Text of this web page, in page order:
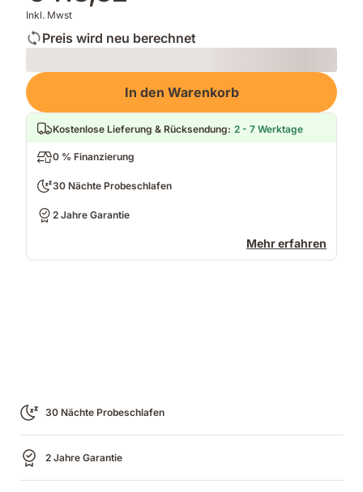
Inkl. Mwst
Preis wird neu berechnet
Loading
In den Warenkorb
Kostenlose Lieferung & Rücksendung: 2 - 7 Werktage
0 % Finanzierung
30 Nächte Probeschlafen
2 Jahre Garantie
Mehr erfahren
30 Nächte Probeschlafen
2 Jahre Garantie